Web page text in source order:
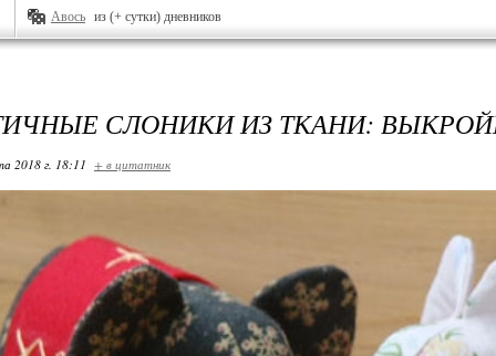
Авось из (+ сутки) дневников
СЛОНИКИ ИЗ ТКАНИ:
2018 г. 18:11 + в цитатник